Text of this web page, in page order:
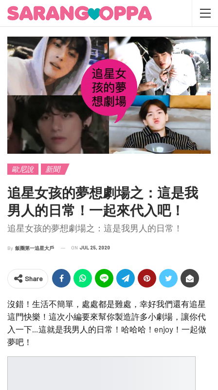
歐尼說 新聞
追星女孩的夢想劇場之：這是我
男人的日常！一起來代入吧！
追星女孩的夢想劇場之：這是我男人的日常！
By 飯圈第一追星大戶 ON JUL 25, 2020
Share
沒錯！生活不簡單，處處都是難處，幸好我們還有追星
這門快樂！這次小編要來幫你製造許多小劇場，讓你代
入一下…這就是我男人的日常！哈哈哈！enjoy！一起做
夢吧！